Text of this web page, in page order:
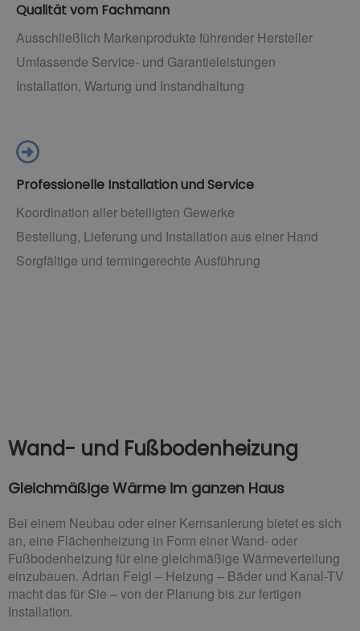
Qualität vom Fachmann
Ausschließlich Markenprodukte führender Hersteller
Umfassende Service- und Garantieleistungen
Installation, Wartung und Instandhaltung
Professionelle Installation und Service
Koordination aller beteiligten Gewerke
Bestellung, Lieferung und Installation aus einer Hand
Sorgfältige und termingerechte Ausführung
Wand- und Fußbodenheizung
Gleichmäßige Wärme im ganzen Haus
Bei einem Neubau oder einer Kernsanierung bietet es sich
an, eine Flächenheizung in Form einer Wand- oder
Fußbodenheizung für eine gleichmäßige Wärmeverteilung
einzubauen. Adrian Feigl – Heizung – Bäder und Kanal-TV
macht das für Sie – von der Planung bis zur fertigen
Installation.